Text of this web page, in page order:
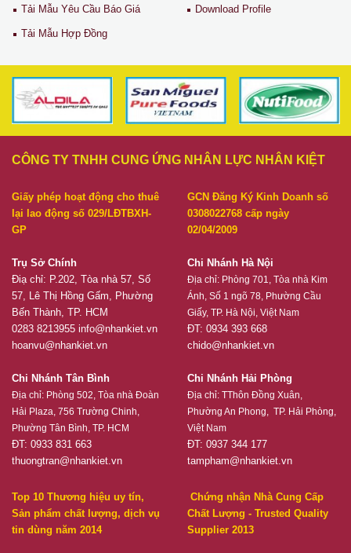
Tải Mẫu Yêu Cầu Báo Giá Download Profile
Tải Mẫu Hợp Đồng
CÔNG TY TNHH CUNG ỨNG NHÂN LỰC NHÂN KIỆT
Giấy phép hoạt động cho thuê
lại lao động số 029/LĐTBXH-
GP
Trụ Sở Chính
Điạ chỉ: P.202, Tòa nhà 57, Số
57, Lê Thị Hồng Gấm, Phường
Bến Thành, TP. HCM
0283 8213955 info@nhankiet.vn
hoanvu@nhankiet.vn
Chi Nhánh Tân Bình
Địa chỉ: Phòng 502, Tòa nhà Đoàn
Hải Plaza, 756 Trường Chinh,
Phường Tân Bình, TP. HCM
ĐT: 0933 831 663
thuongtran@nhankiet.vn
GCN Đăng Ký Kinh Doanh số
0308022768 cấp ngày
02/04/2009
Chi Nhánh Hà Nội
Địa chỉ: Phòng 701, Tòa nhà Kim
Ánh, Số 1 ngõ 78, Phường Cầu
Giấy, TP. Hà Nội, Việt Nam
ĐT: 0934 393 668
chido@nhankiet.vn
Chi Nhánh Hải Phòng
Địa chỉ: TThôn Đồng Xuân,
Phường An Phong, TP. Hải Phòng,
Việt Nam
ĐT: 0937 344 177
tampham@nhankiet.vn
Top 10 Thương hiệu uy tín,
Sản phẩm chất lượng, dịch vụ
tin dùng năm 2014
Chứng nhận Nhà Cung Cấp
Chất Lượng - Trusted Quality
Supplier 2013